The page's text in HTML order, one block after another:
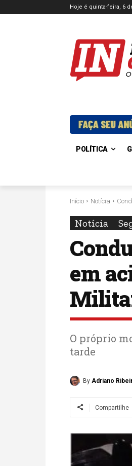
Hoje é quinta-feira, 6
POLÍTICA
Início Notícia
Notícia
em
O próprio
tarde
By Adriano
Compartilhe